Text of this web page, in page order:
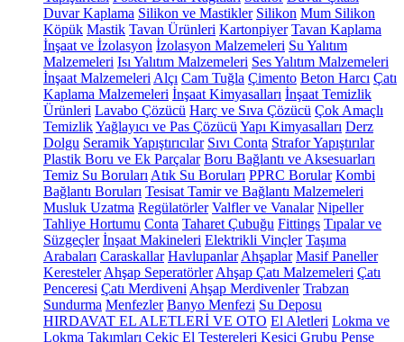
Duvar Kaplama Silikon ve Mastikler Silikon Mum Silikon
Köpük Mastik Tavan Ürünleri Kartonpiyer Tavan Kaplama
İnşaat ve İzolasyon İzolasyon Malzemeleri Su Yalıtım
Malzemeleri Isı Yalıtım Malzemeleri Ses Yalıtım Malzemeleri
İnşaat Malzemeleri Alçı Cam Tuğla Çimento Beton Harcı Çatı
Kaplama Malzemeleri İnşaat Kimyasalları İnşaat Temizlik
Ürünleri Lavabo Çözücü Harç ve Sıva Çözücü Çok Amaçlı
TemizlikYağlayıcı ve Pas Çözücü Yapı Kimyasalları Derz
Dolgu Seramik Yapıştırıcılar Sıvı Conta Strafor Yapıştırılar
Plastik Boru ve Ek Parçalar Boru Bağlantı ve Aksesuarları
Temiz Su Boruları Atık Su Boruları PPRC Borular Kombi
Bağlantı Boruları Tesisat Tamir ve Bağlantı Malzemeleri
Musluk Uzatma Regülatörler Valfler ve Vanalar Nipeller
Tahliye Hortumu Conta Taharet Çubuğu Fittings Tıpalar ve
Süzgeçler İnşaat Makineleri Elektrikli Vinçler Taşıma
Arabaları Caraskallar Havlupanlar Ahşaplar Masif Paneller
Keresteler Ahşap Seperatörler Ahşap Çatı Malzemeleri Çatı
Penceresi Çatı Merdiveni Ahşap Merdivenler Trabzan
Sundurma Menfezler Banyo Menfezi Su Deposu
HIRDAVAT EL ALETLERİ VE OTO El Aletleri Lokma ve
Lokma Takımları Çekiç El Testereleri Kesici Grubu Pense